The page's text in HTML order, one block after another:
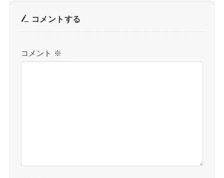
コメントする
コメント ※